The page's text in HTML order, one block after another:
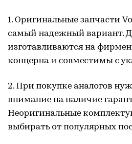
1. Оригинальные запчасти
самый надежный вариант.
изготавливаются на
концерна и совместимы с
2. При покупке аналогов
внимание на наличие
Неоригинальные
выбирать от популярных